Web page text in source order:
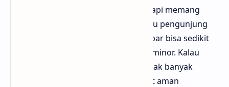
Sebenarnya tidak ada risiko serius. Tapi memang
untuk browser yang sangat jadul atau pengunjung
dengan koneksi buruk, kadang gambar bisa sedikit
lebih lama muncul. Namun ini kasus minor. Kalau
kamu pakai template standar dan tidak banyak
modifikasi aneh-aneh, fitur ini sangat aman